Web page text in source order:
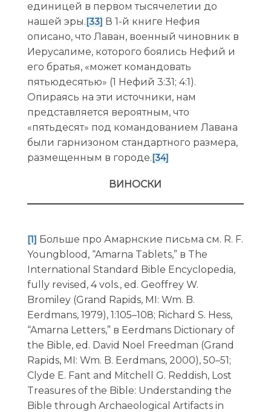
единицей в первом тысячелетии до
нашей эры.[33] В 1-й книге Нефия
описано, что Лаван, военный чиновник в
Иерусалиме, которого боялись Нефий и
его братья, «может командовать
пятьюдесятью» (1 Нефий 3:31; 4:1).
Опираясь на эти источники, нам
представляется вероятным, что
«пятьдесят» под командованием Лавана
были гарнизоном стандартного размера,
размещенным в городе.[34]
ВИНОСКИ
[1] Больше про Амарнские письма см. R. F.
Youngblood, “Amarna Tablets,” в The
International Standard Bible Encyclopedia,
fully revised, 4 vols., ed. Geoffrey W.
Bromiley (Grand Rapids, MI: Wm. B.
Eerdmans, 1979), 1:105–108; Richard S. Hess,
“Amarna Letters,” в Eerdmans Dictionary of
the Bible, ed. David Noel Freedman (Grand
Rapids, MI: Wm. B. Eerdmans, 2000), 50–51;
Clyde E. Fant and Mitchell G. Reddish, Lost
Treasures of the Bible: Understanding the
Bible through Archaeological Artifacts in